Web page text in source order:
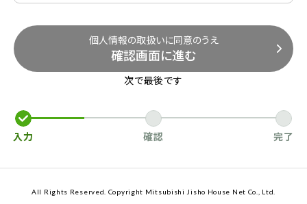
個人情報の取扱いに同意のうえ
確認画面に進む
次で最後です
入力 確認 完了
All Rights Reserved. Copyright Mitsubishi Jisho House Net Co., Ltd.